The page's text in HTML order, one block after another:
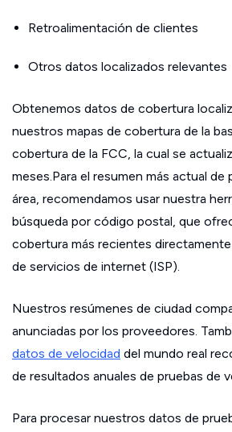
Retroalimentación de clientes
Otros datos localizados relevantes
Obtenemos datos de cobertura
nuestros mapas de cobertura de la
cobertura de la FCC, la cual se
meses.Para el resumen más actual
área, recomendamos usar nuestra
búsqueda por código postal, que
cobertura más recientes
de servicios de internet (ISP).
Nuestros resúmenes de ciudad
anunciadas por los proveedores.
datos de velocidad del mundo real
de resultados anuales de pruebas de
Para procesar nuestros datos de